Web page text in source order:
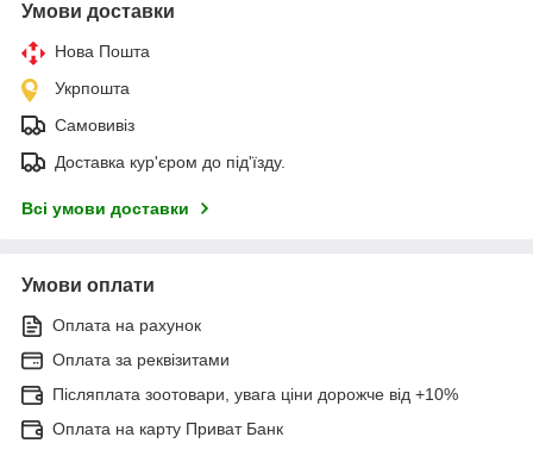
Умови доставки
Нова Пошта
Укрпошта
Самовивіз
Доставка кур'єром до під'їзду.
Всі умови доставки
Умови оплати
Оплата на рахунок
Оплата за реквізитами
Післяплата зоотовари, увага ціни дорожче від +10%
Оплата на карту Приват Банк